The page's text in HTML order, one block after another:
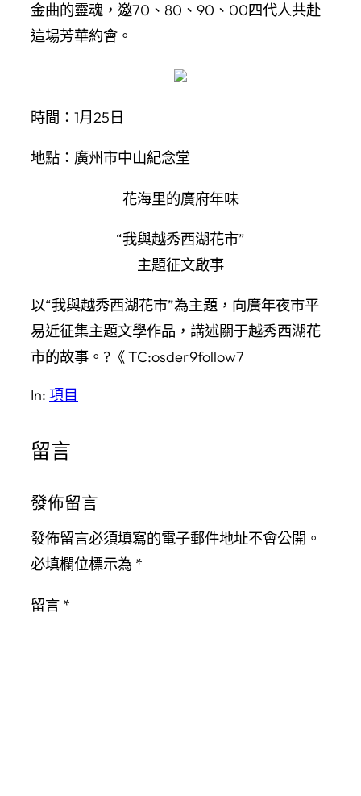
金曲的靈魂，邀70、80、90、00四代人共赴
這場芳華約會。
時間：1月25日
地點：廣州市中山紀念堂
花海里的廣府年味
“我與越秀西湖花市”
主題征文啟事
以“我與越秀西湖花市”為主題，向廣年夜市平
易近征集主題文學作品，講述關于越秀西湖花
市的故事。?《 TC:osder9follow7
In: 項目
留言
發佈留言
發佈留言必須填寫的電子郵件地址不會公開。
必填欄位標示為 *
留言 *